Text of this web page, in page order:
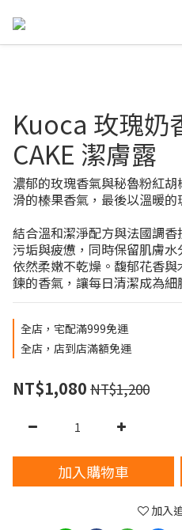
Kuoca 玫瑰奶
CAKE 潔膚露
濃郁的玫瑰香氣與秘魯粉紅
滑的榛果香氣，最後以溫暖
結合溫和潔淨配方與法國調
污垢與疲憊，同時保留肌膚
依然柔嫩不乾燥。馥郁花香
鍊的香氣，讓每日清潔成為細
全店，宅配滿999免運
全店，店到店滿額免運
NT$1,080 NT$1,200
加入購物車
加入